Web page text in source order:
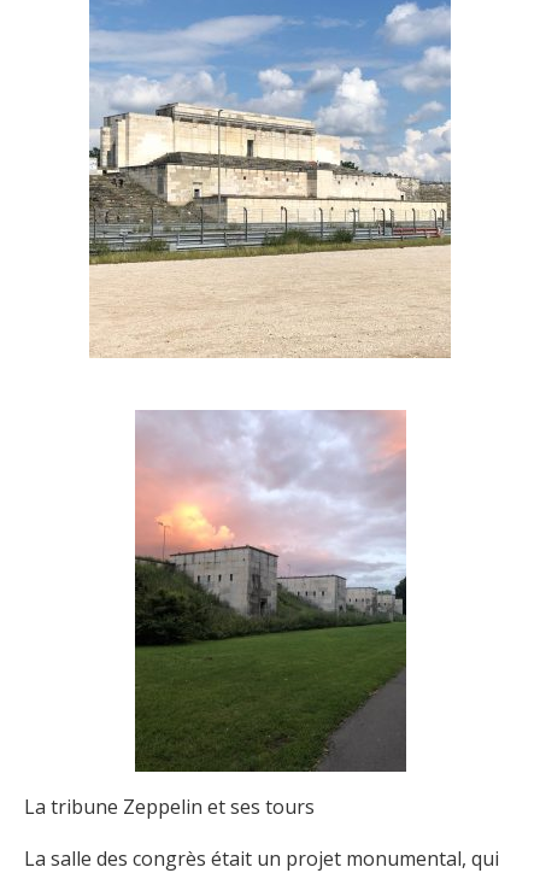
La tribune Zeppelin et ses tours
La salle des congrès était un projet monumental, qui